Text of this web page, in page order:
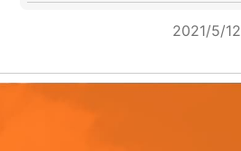
2021/5/12